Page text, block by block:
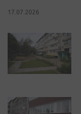
17.07.2026